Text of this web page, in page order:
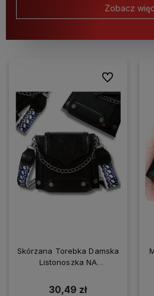
Zobacz
Skórzana Torebka Damska
Listonoszka NA
30,49 zł
Do ulubionych